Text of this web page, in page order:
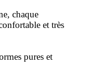
chaque
et très
pures et